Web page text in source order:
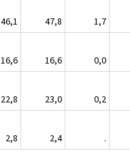
46,1
47,8
1,7
16,6
16,6
0,0
22,8
23,0
0,2
2,8
2,4 .